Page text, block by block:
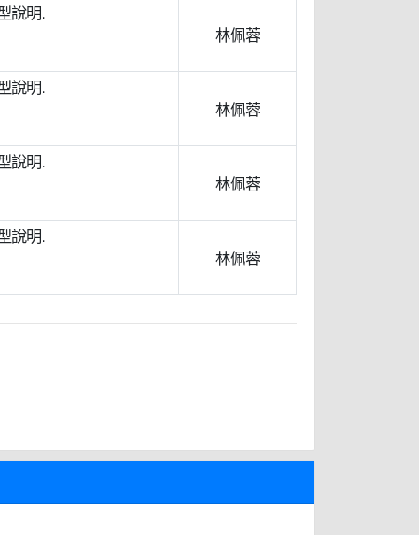
說明.
林佩蓉
說明.
林佩蓉
說明.
林佩蓉
說明.
林佩蓉